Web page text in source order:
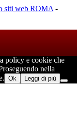
siti web ROMA -
policy e cookie che
nella
Ok Leggi di più